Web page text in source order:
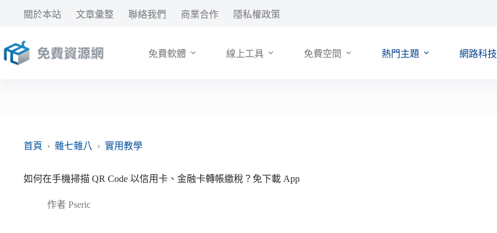
要
內
關於本站 文章彙整 聯絡我們 商業合作 隱私權政策
免費軟體 線上工具 免費空間 熱門主題 網路科技
首頁 › 雜七雜八 › 實用教學
如何在手機掃描 QR Code 以信用卡、金融卡轉帳繳稅？免下載 App
作者 Pseric